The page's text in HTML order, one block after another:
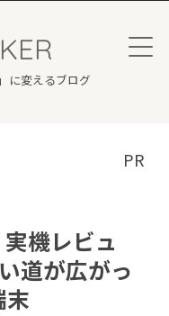
に変えるブログ

機レビュ
道が広がっ
末